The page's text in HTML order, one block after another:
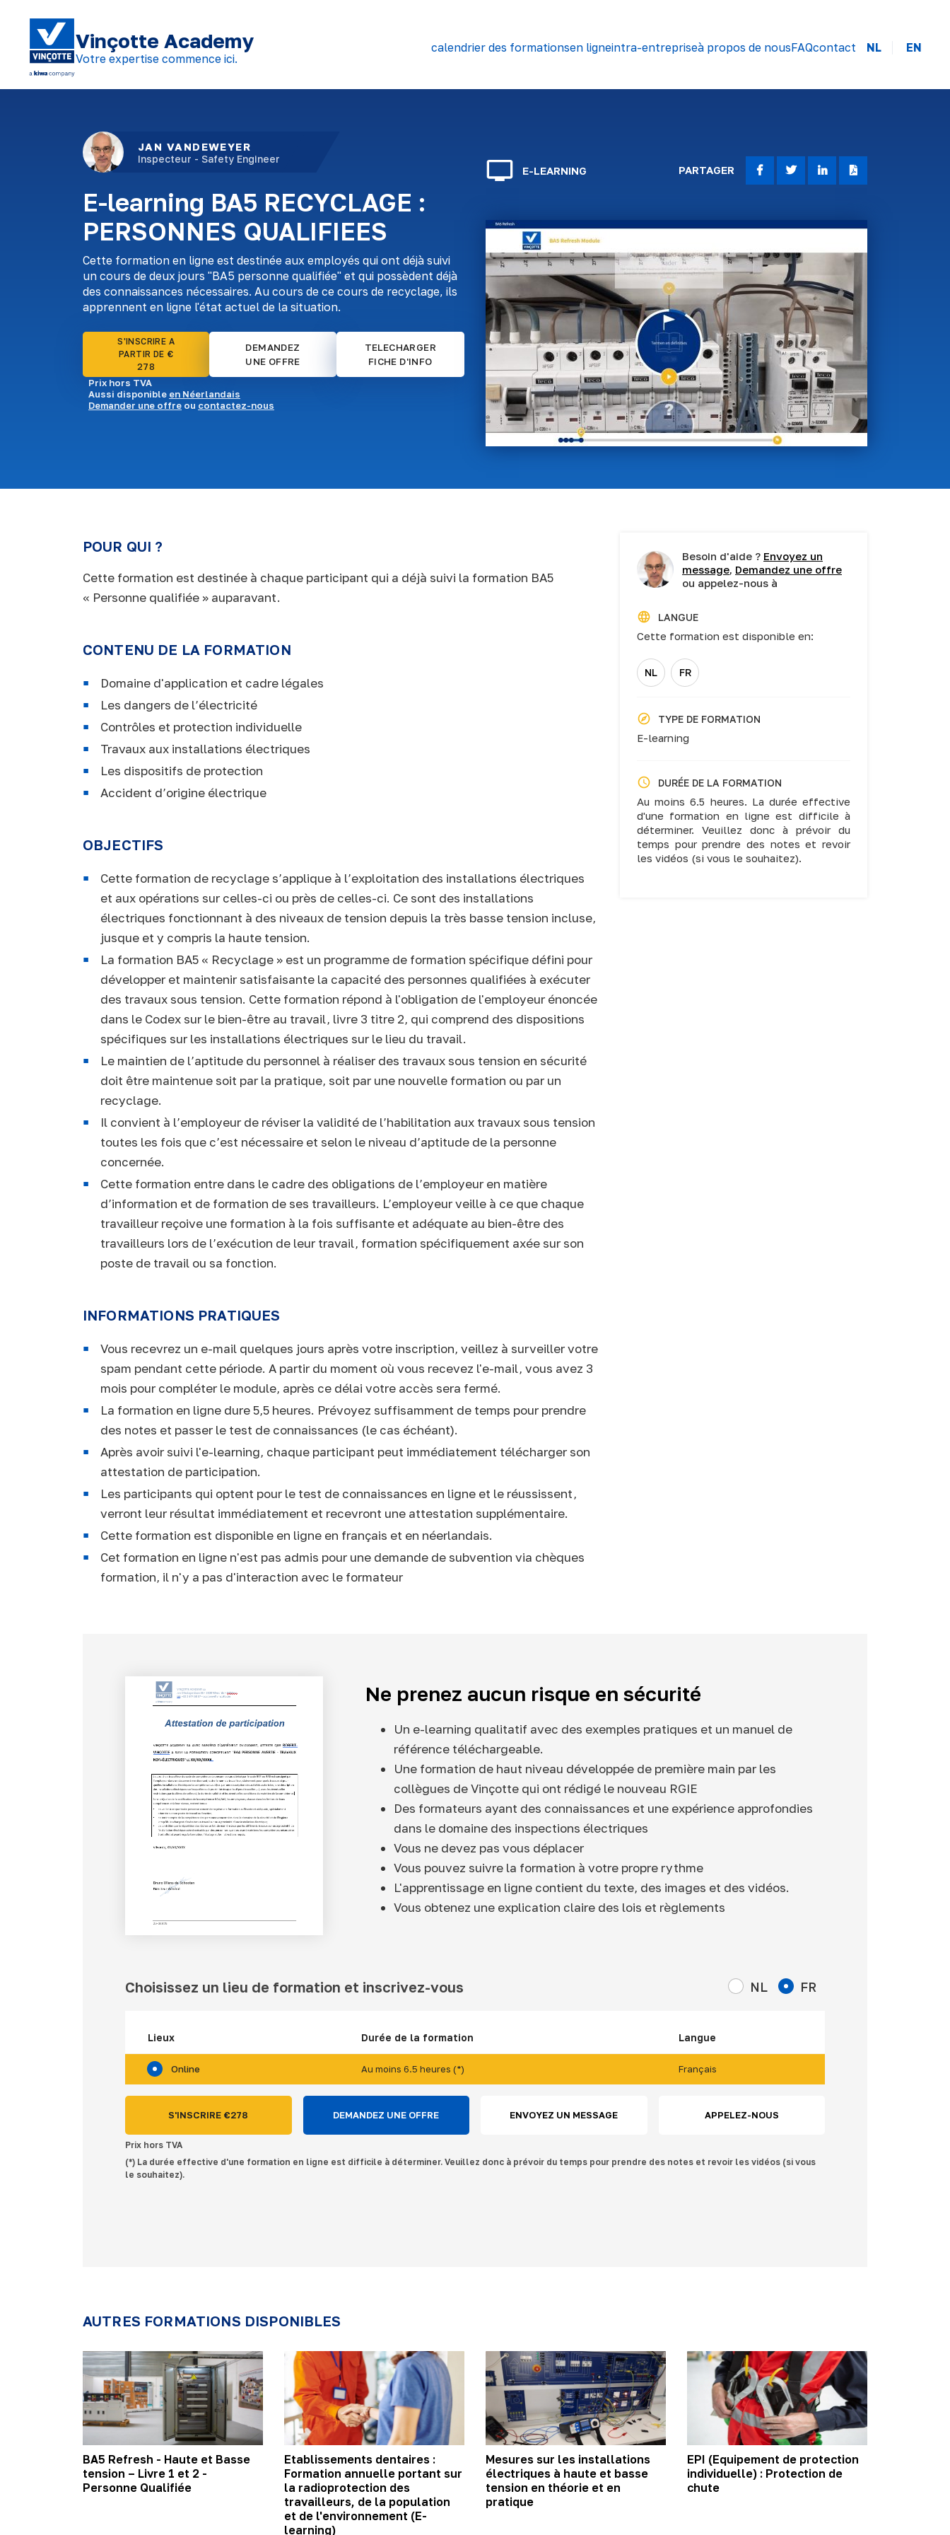
Vinçotte Academy
Votre expertise commence ici.
calendrier des formationsen ligneintra-entrepriseà propos de nousFAQcontact NL EN
JAN VANDEWEYER
Inspecteur - Safety Engineer
E-learning BA5 RECYCLAGE :
PERSONNES QUALIFIEES
Cette formation en ligne est destinée aux employés qui ont déjà suivi
un cours de deux jours "BA5 personne qualifiée" et qui possèdent déjà
des connaissances nécessaires. Au cours de ce cours de recyclage, ils
apprennent en ligne l'état actuel de la situation.
S'INSCRIRE A
PARTIR DE €
278
DEMANDEZ
UNE OFFRE
TELECHARGER
FICHE D'INFO
Prix hors TVA
Aussi disponible en Néerlandais
Demander une offre ou contactez-nous
E-LEARNING PARTAGER
POUR QUI ?
Cette formation est destinée à chaque participant qui a déjà suivi la formation BA5
« Personne qualifiée » auparavant.
CONTENU DE LA FORMATION
Domaine d'application et cadre légales
Les dangers de l’électricité
Contrôles et protection individuelle
Travaux aux installations électriques
Les dispositifs de protection
Accident d’origine électrique
OBJECTIFS
Cette formation de recyclage s’applique à l’exploitation des installations électriques
et aux opérations sur celles-ci ou près de celles-ci. Ce sont des installations
électriques fonctionnant à des niveaux de tension depuis la très basse tension incluse,
jusque et y compris la haute tension.
La formation BA5 « Recyclage » est un programme de formation spécifique défini pour
développer et maintenir satisfaisante la capacité des personnes qualifiées à exécuter
des travaux sous tension. Cette formation répond à l'obligation de l'employeur énoncée
dans le Codex sur le bien-être au travail, livre 3 titre 2, qui comprend des dispositions
spécifiques sur les installations électriques sur le lieu du travail.
Le maintien de l’aptitude du personnel à réaliser des travaux sous tension en sécurité
doit être maintenue soit par la pratique, soit par une nouvelle formation ou par un
recyclage.
Il convient à l’employeur de réviser la validité de l’habilitation aux travaux sous tension
toutes les fois que c’est nécessaire et selon le niveau d’aptitude de la personne
concernée.
Cette formation entre dans le cadre des obligations de l’employeur en matière
d’information et de formation de ses travailleurs. L’employeur veille à ce que chaque
travailleur reçoive une formation à la fois suffisante et adéquate au bien-être des
travailleurs lors de l’exécution de leur travail, formation spécifiquement axée sur son
poste de travail ou sa fonction.
INFORMATIONS PRATIQUES
Vous recevrez un e-mail quelques jours après votre inscription, veillez à surveiller votre
spam pendant cette période. A partir du moment où vous recevez l'e-mail, vous avez 3
mois pour compléter le module, après ce délai votre accès sera fermé.
La formation en ligne dure 5,5 heures. Prévoyez suffisamment de temps pour prendre
des notes et passer le test de connaissances (le cas échéant).
Après avoir suivi l'e-learning, chaque participant peut immédiatement télécharger son
attestation de participation.
Les participants qui optent pour le test de connaissances en ligne et le réussissent,
verront leur résultat immédiatement et recevront une attestation supplémentaire.
Cette formation est disponible en ligne en français et en néerlandais.
Cet formation en ligne n'est pas admis pour une demande de subvention via chèques
formation, il n'y a pas d'interaction avec le formateur
Besoin d'aide ? Envoyez un
message, Demandez une offre
ou appelez-nous à
LANGUE
Cette formation est disponible en:
NL FR
TYPE DE FORMATION
E-learning
DURÉE DE LA FORMATION
Au moins 6.5 heures. La durée effective
d'une formation en ligne est difficile à
déterminer. Veuillez donc à prévoir du
temps pour prendre des notes et revoir
les vidéos (si vous le souhaitez).
Ne prenez aucun risque en sécurité
Un e-learning qualitatif avec des exemples pratiques et un manuel de
référence téléchargeable.
Une formation de haut niveau développée de première main par les
collègues de Vinçotte qui ont rédigé le nouveau RGIE
Des formateurs ayant des connaissances et une expérience approfondies
dans le domaine des inspections électriques
Vous ne devez pas vous déplacer
Vous pouvez suivre la formation à votre propre rythme
L'apprentissage en ligne contient du texte, des images et des vidéos.
Vous obtenez une explication claire des lois et règlements
Choisissez un lieu de formation et inscrivez-vous NL FR
Lieux Durée de la formation Langue
Online Au moins 6.5 heures (*) Français
S'INSCRIRE €278 DEMANDEZ UNE OFFRE ENVOYEZ UN MESSAGE APPELEZ-NOUS
Prix hors TVA
(*) La durée effective d'une formation en ligne est difficile à déterminer. Veuillez donc à prévoir du temps pour prendre des notes et revoir les vidéos (si vous
le souhaitez).
AUTRES FORMATIONS DISPONIBLES
BA5 Refresh - Haute et Basse
tension – Livre 1 et 2 -
Personne Qualifiée
Etablissements dentaires :
Formation annuelle portant sur
la radioprotection des
travailleurs, de la population
et de l'environnement (E-
learning)
Mesures sur les installations
électriques à haute et basse
tension en théorie et en
pratique
EPI (Equipement de protection
individuelle) : Protection de
chute